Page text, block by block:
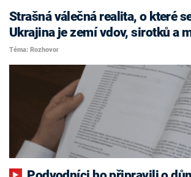
Strašná válečná realita, o které
Ukrajina je zemí vdov, sirotků a
Téma: Rozhovor